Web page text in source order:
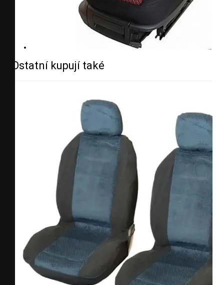
Ostatní kupují také